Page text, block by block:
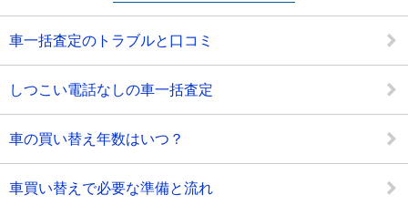
車一括査定のトラブルと口コミ
しつこい電話なしの車一括査定
車の買い替え年数はいつ？
車買い替えで必要な準備と流れ